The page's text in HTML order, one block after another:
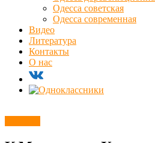
Одесса советская
Одесса современная
Видео
Литература
Контакты
О нас